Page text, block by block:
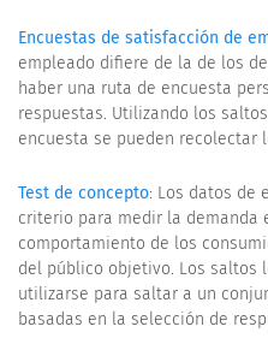
Encuestas de satisfacción de
empleado difiere de la de los
haber una ruta de encuesta
respuestas. Utilizando los
encuesta se pueden recolectar
Test de concepto: Los datos de
criterio para medir la demanda
comportamiento de los
del público objetivo. Los saltos
utilizarse para saltar a un
basadas en la selección de